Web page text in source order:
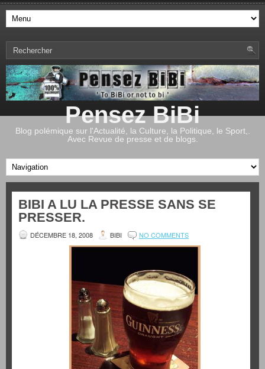
Pensez BiBi
Blog polémique sur l'Actualité, la Culture, la Politique, le Sport,.
Avec Revue de presse et de blogs.
BIBI A LU LA PRESSE SANS SE
PRESSER.
DÉCEMBRE 18, 2008 BIBI NO COMMENTS